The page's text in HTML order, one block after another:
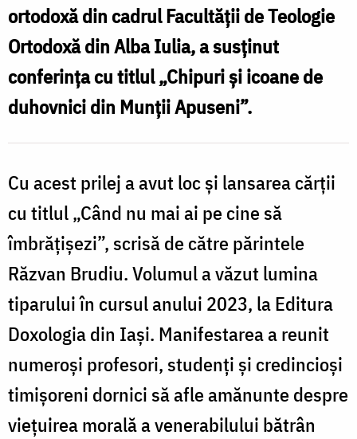
ortodoxă din cadrul Facultății de Teologie
Ortodoxă din Alba Iulia, a susținut
conferința cu titlul „Chipuri și icoane de
duhovnici din Munții Apuseni”.
Cu acest prilej a avut loc și lansarea cărții
cu titlul „Când nu mai ai pe cine să
îmbrățișezi”, scrisă de către părintele
Răzvan Brudiu. Volumul a văzut lumina
tiparului în cursul anului 2023, la Editura
Doxologia din Iași. Manifestarea a reunit
numeroși profesori, studenți și credincioși
timișoreni dornici să afle amănunte despre
viețuirea morală a venerabilului bătrân